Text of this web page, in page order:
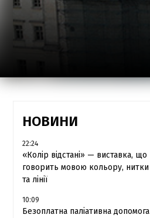
НОВИНИ
22:24
«Колір відстані» — виставка, що
говорить мовою кольору, нитки
та лінії
10:09
Безоплатна паліативна допомога